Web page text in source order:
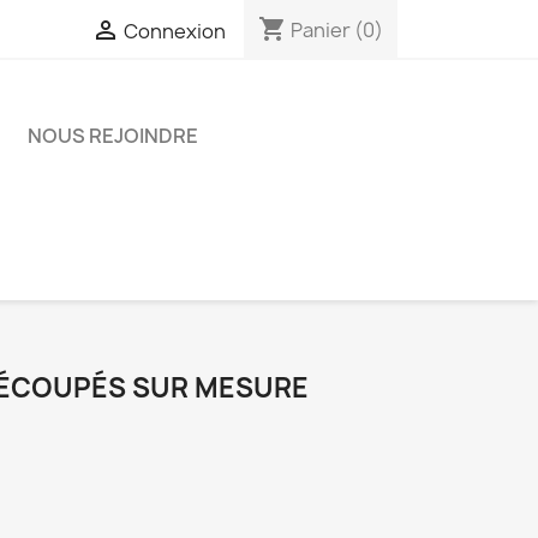
 Connexion shopping_cart Panier (0)
NOUS REJOINDRE
SUR MESURE